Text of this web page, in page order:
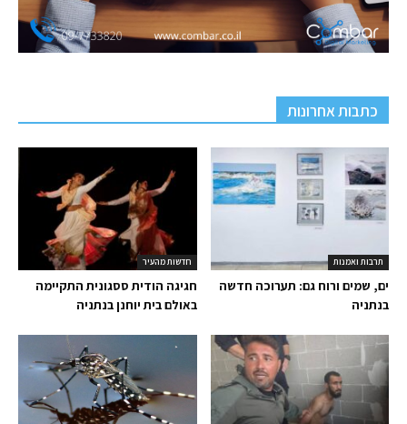
כתבות אחרונות
חדשות מהעיר
חגיגה הודית ססגונית התקיימה
באולם בית יוחנן בנתניה
תרבות ואמנות
ים, שמים ורוח גם: תערוכה חדשה
בנתניה